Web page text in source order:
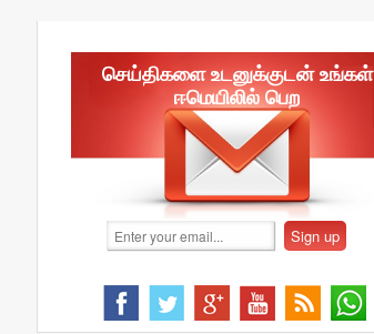
செய்திகளை உடனுக்குடன் உங்கள்
ஈமெயிலில் பெற